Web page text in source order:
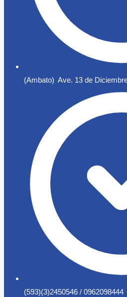
(Ambato) Ave. 13 de
(593)(3)2450546 / 0962098444